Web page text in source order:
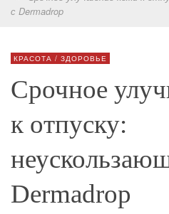
с Dermadrop
КРАСОТА / ЗДОРОВЬЕ
Срочное
к отпуску:
Dermadrop